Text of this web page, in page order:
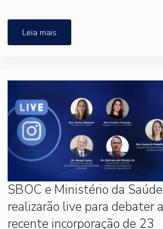
Leia mais
SBOC e Ministério da Saúde
realizarão live para debater a
recente incorporação de 23